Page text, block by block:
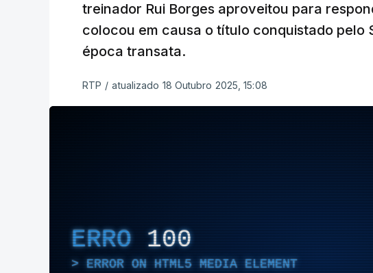
treinador Rui Borges aproveitou para
colocou em causa o título conquistado pelo
época transata.
RTP / atualizado 18 Outubro 2025, 15:08
ERRO 100
ERROR ON HTML5 MEDIA ELEMENT